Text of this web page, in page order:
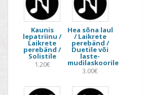
Kaunis
lepatriinu /
Laikrete
perebänd /
Solistile
1.20€
Hea sõna laul
/ Laikrete
perebänd /
Duetile või
laste-
mudilaskoorile
3.00€